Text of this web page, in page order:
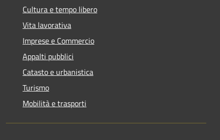
Cultura e tempo libero
Vita lavorativa
Imprese e Commercio
Appalti pubblici
Catasto e urbanistica
Turismo
Mobilità e trasporti